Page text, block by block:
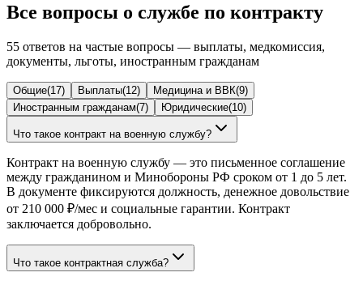
Все вопросы о службе по контракту
55 ответов на частые вопросы — выплаты, медкомиссия,
документы, льготы, иностранным гражданам
Общие(17) Выплаты(12) Медицина и ВВК(9)
Иностранным гражданам(7) Юридические(10)
Что такое контракт на военную службу?
Контракт на военную службу — это письменное соглашение
между гражданином и Минобороны РФ сроком от 1 до 5 лет.
В документе фиксируются должность, денежное довольствие
от 210 000 ₽/мес и социальные гарантии. Контракт
заключается добровольно.
Что такое контрактная служба?